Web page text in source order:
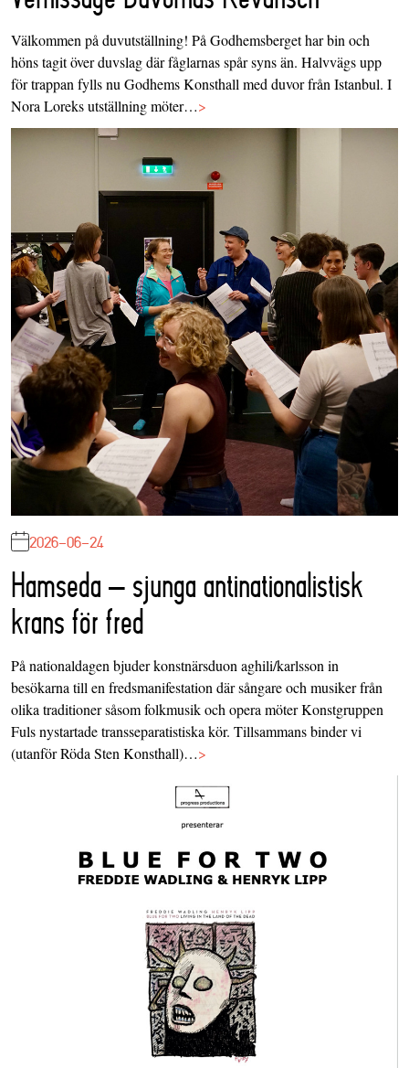
Välkommen på duvutställning! På Godhemsberget har bin och
höns tagit över duvslag där fåglarnas spår syns än. Halvvägs upp
för trappan fylls nu Godhems Konsthall med duvor från Istanbul. I
Nora Loreks utställning möter…>
2026-06-24
Hamseda – sjunga antinationalistisk
krans för fred
På nationaldagen bjuder konstnärsduon aghili/karlsson in
besökarna till en fredsmanifestation där sångare och musiker från
olika traditioner såsom folkmusik och opera möter Konstgruppen
Fuls nystartade transseparatistiska kör. Tillsammans binder vi
(utanför Röda Sten Konsthall)…>